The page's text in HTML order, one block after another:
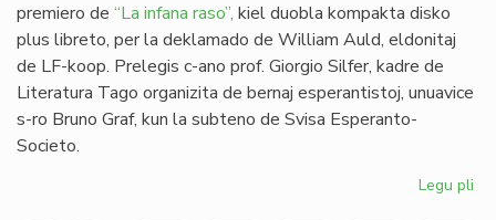
premiero de “La infana raso”, kiel duobla kompakta disko
plus libreto, per la deklamado de William Auld, eldonitaj
de LF-koop. Prelegis c-ano prof. Giorgio Silfer, kadre de
Literatura Tago organizita de bernaj esperantistoj, unuavice
s-ro Bruno Graf, kun la subteno de Svisa Esperanto-
Societo.
Legu pli